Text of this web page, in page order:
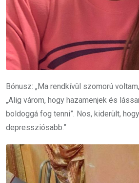
Bónusz: „Ma rendkívül szomorú
„Alig várom, hogy hazamenjek és
boldoggá fog tenni”. Nos, kiderült,
depressziósabb.”